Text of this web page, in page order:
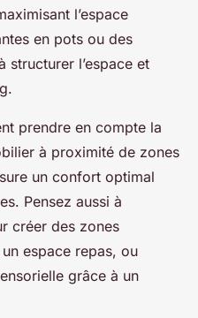
l’espace
en pots ou des
structurer l’espace et
prendre en compte la
à proximité de zones
un confort optimal
Pensez aussi à
créer des zones
espace repas, ou
grâce à un